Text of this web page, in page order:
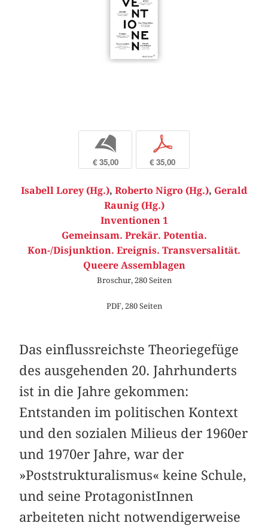
b
€ 35,00
p
€ 35,00
Isabell Lorey (Hg.), Roberto Nigro (Hg.), Gerald
Raunig (Hg.)
Inventionen 1
Gemeinsam. Prekär. Potentia.
Kon-/Disjunktion. Ereignis. Transversalität.
Queere Assemblagen
Broschur, 280 Seiten
PDF, 280 Seiten
Das einflussreichste Theoriegefüge
des ausgehenden 20. Jahrhunderts
ist in die Jahre gekommen:
Entstanden im politischen Kontext
und den sozialen Milieus der 1960er
und 1970er Jahre, war der
»Poststrukturalismus« keine Schule,
und seine ProtagonistInnen
arbeiteten nicht notwendigerweise